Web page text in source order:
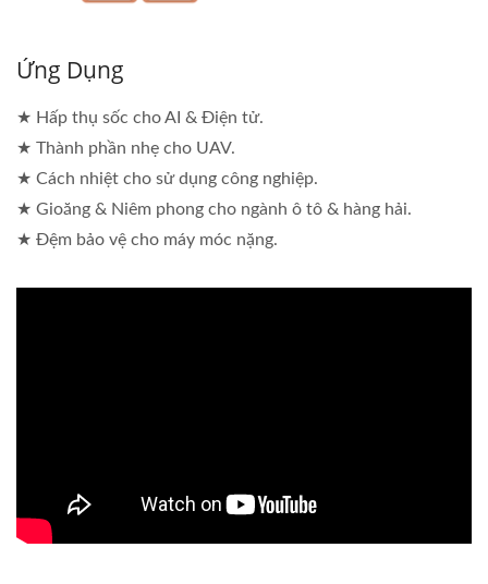
Ứng Dụng
★ Hấp thụ sốc cho AI & Điện tử.
★ Thành phần nhẹ cho UAV.
★ Cách nhiệt cho sử dụng công nghiệp.
★ Gioăng & Niêm phong cho ngành ô tô & hàng hải.
★ Đệm bảo vệ cho máy móc nặng.